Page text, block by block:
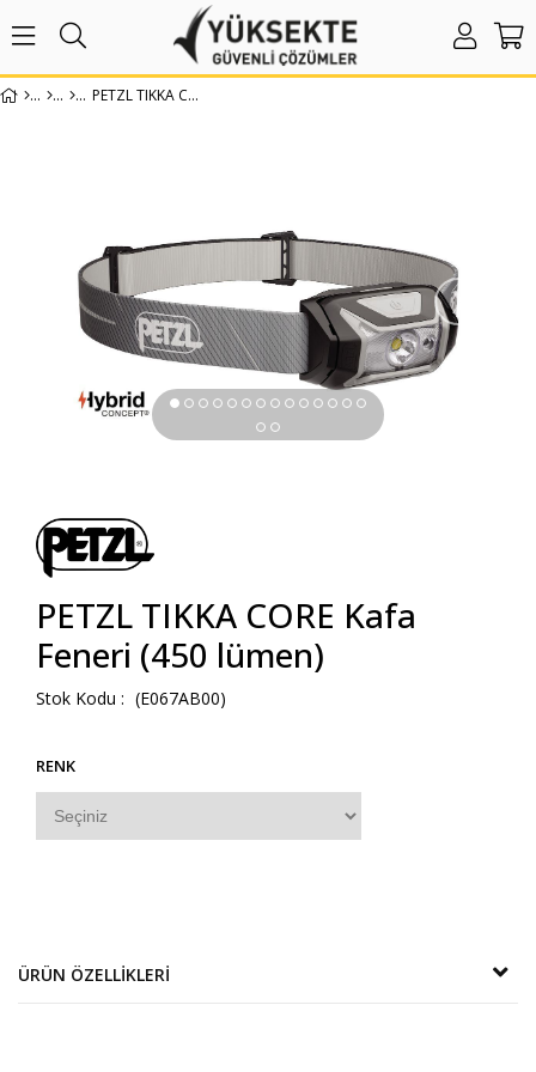
PETZL TIKKA CORE KAFA FENERI (450 LÜMEN)
›
PETZL TIKKA CORE Kafa
Feneri (450 lümen)
(E067AB00)
RENK
ÜRÜN ÖZELLIKLERI